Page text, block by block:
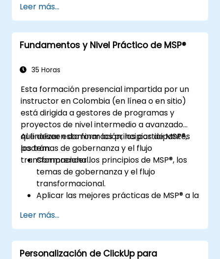
Automatizar la recopilación y
visualización de datos.
Integrar fuentes de datos externas para
un análisis integral.
colaboración del equipo y los informes
Leer más...
Fundamentos y Nivel Práctico de MSP®
35 Horas
Esta formación presencial impartida por un
instructor en Colombia (en línea o en sitio)
está dirigida a gestores de programas y
proyectos de nivel intermedio a avanzado
que deseen dominar los principios de MSP®,
los temas de gobernanza y el flujo
transformacional.
Al finalizar esta formación, los participantes
podrán:
Comprender los principios de MSP®, los
temas de gobernanza y el flujo
transformacional.
Aplicar las mejores prácticas de MSP® a la
Alinear los objetivos del programa con la
estrategia organizacional.
Gestionar riesgos, partes interesadas y
beneficios dentro de un programa.
Leer más...
Personalización de ClickUp para